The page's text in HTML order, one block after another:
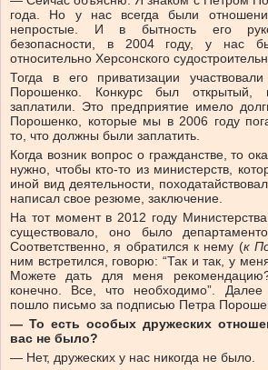
года. Но у нас всегда были
непростые. И в бытность его
безопасности, в 2004 году, у нас
относительно Херсонского
Тогда в его приватизации
Порошенко. Конкурс был
заплатили. Это предприятие имело
Порошенко, которые мы в 2006 году
то, что должны были заплатить.
Когда возник вопрос о гражданстве, то
нужно, чтобы кто-то из министерств,
иной вид деятельности,
написал свое резюме, заключение.
На тот момент в 2012 году
существовало, оно было
Соответственно, я обратился к нему (к
ним встретился, говорю: “Так и так, у
Можете дать для меня
конечно. Все, что необходимо”.
пошло письмо за подписью Петра
— То есть особых дружеских
вас не было?
— Нет, дружеских у нас никогда не было.